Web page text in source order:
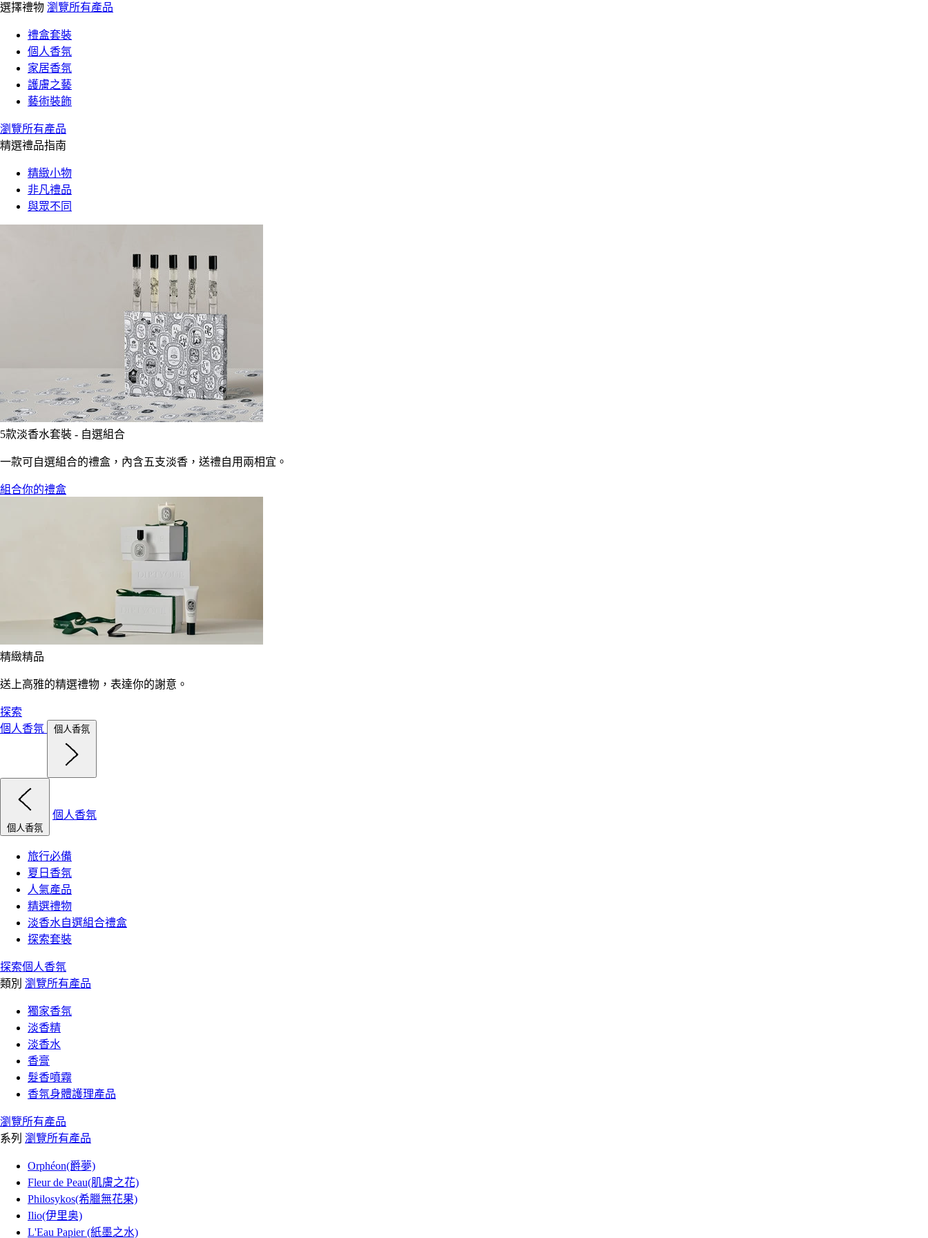
選擇禮物 瀏覽所有產品
禮盒套裝
個人香氛
家居香氛
護膚之藝
藝術裝飾
瀏覽所有產品
精選禮品指南
精緻小物
非凡禮品
與眾不同
5款淡香水套裝 - 自選組合
一款可自選組合的禮盒，內含五支淡香，送禮自用兩相宜。
組合你的禮盒
精緻精品
送上高雅的精選禮物，表達你的謝意。
探索
個人香氛
個人香氛
個人香氛
個人香氛
旅行必備
夏日香氛
人氣產品
精選禮物
淡香水自選組合禮盒
探索套裝
探索個人香氛
類別 瀏覽所有產品
獨家香氛
淡香精
淡香水
香膏
髮香噴霧
香氛身體護理產品
瀏覽所有產品
系列 瀏覽所有產品
Orphéon(爵夢)
Fleur de Peau(肌膚之花)
Philosykos(希臘無花果)
Ilio(伊里奥)
L'Eau Papier (紙墨之水)